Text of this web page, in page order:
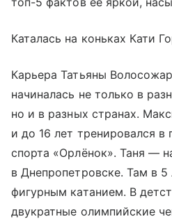
Каталась на коньках Кати
Карьера Татьяны
начиналась не только в
но и в разных странах.
и до 16 лет тренировался
спорта «Орлёнок». Таня —
в Днепропетровске. Там в 5
фигурным катанием. В
двукратные олимпийские